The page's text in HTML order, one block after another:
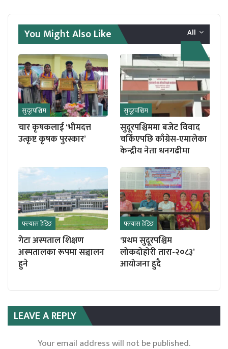
All
You Might Also Like
सुदूरपश्चिम
चार कृषकलाई ‘भीमदत्त
उत्कृष्ट कृषक पुरस्कार’
सुदूरपश्चिम
सुदूरपश्चिममा बजेट विवाद
चर्किएपछि काँग्रेस-एमालेका
केन्द्रीय नेता धनगढीमा
फ्ल्यास हेडिङ
गेटा अस्पताल शिक्षण
अस्पतालका रूपमा सञ्चालन
हुने
फ्ल्यास हेडिङ
‘प्रथम सुदूरपश्चिम
लोकदोहोरी तारा-२०८३’
आयोजना हुदै
LEAVE A REPLY
Your email address will not be published.